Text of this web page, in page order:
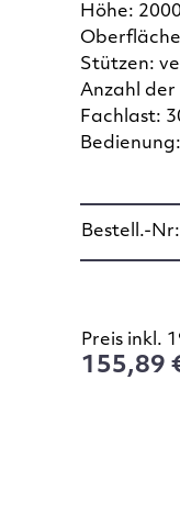
Höhe:
Stützen:
Anzahl der
Fachlast:
Bestell.-Nr:
Preis inkl.
155,89